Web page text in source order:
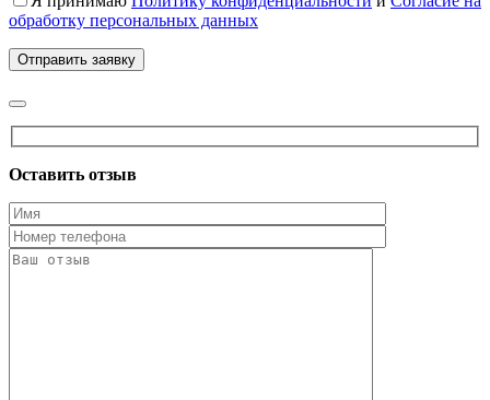
обработку персональных данных
Оставить отзыв